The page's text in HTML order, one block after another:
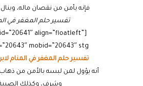
فإنه يأمن من نقصان ماله،
تفسير حلم المغفر في
align=”floatleft”
mobid=”20643″ stg=””]
تفسير حلم المغفر في المنام
أنه يؤول لمن لبسه بالأمن من ذهاب
وشرف، وكذلك